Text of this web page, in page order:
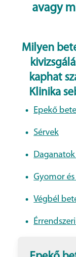
avagy
Milyen
kaphat
Klinika
Epekő
Sérvek
Gyomor
Végbél